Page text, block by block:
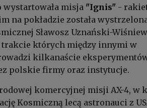
wystartowała misja "Ignis" -
na pokładzie została
Sławosz Uznański-
trakcie których między innymi w
kilkanaście
polskie firmy oraz instytucje.
komercyjnej misji AX-4, w
Kosmiczną lecą astronauci z